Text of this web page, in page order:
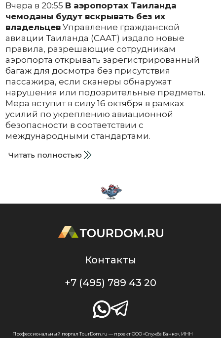
Вчера в 20:55 В аэропортах Таиланда
чемоданы будут вскрывать без их
владельцевУправление гражданской
авиации Таиланда (CAAT) издало новые
правила, разрешающие сотрудникам
аэропорта открывать зарегистрированный
багаж для досмотра без присутствия
пассажира, если сканеры обнаружат
нарушения или подозрительные предметы.
Мера вступит в силу 16 октября в рамках
усилий по укреплению авиационной
безопасности в соответствии с
международными стандартами.
Читать полностью
Контакты
+7 (495) 789 43 20
Профессиональный портал TourDom.ru — проект ООО «Служба Банко», ИНН